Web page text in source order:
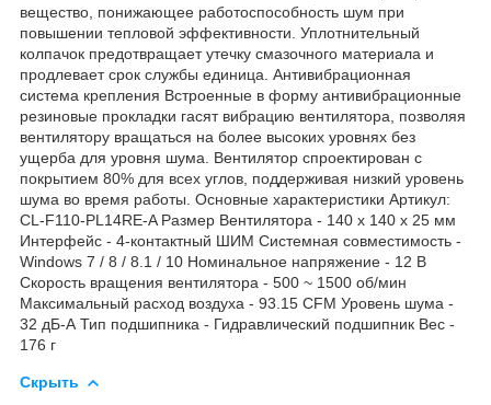
вещество, понижающее работоспособность шум при
повышении тепловой эффективности. Уплотнительный
колпачок предотвращает утечку смазочного материала и
продлевает срок службы единица. Антивибрационная
система крепления Встроенные в форму антивибрационные
резиновые прокладки гасят вибрацию вентилятора, позволяя
вентилятору вращаться на более высоких уровнях без
ущерба для уровня шума. Вентилятор спроектирован с
покрытием 80% для всех углов, поддерживая низкий уровень
шума во время работы. Основные характеристики Артикул:
CL-F110-PL14RE-A Размер Вентилятора - 140 x 140 x 25 мм
Интерфейс - 4-контактный ШИМ Системная совместимость -
Windows 7 / 8 / 8.1 / 10 Номинальное напряжение - 12 В
Скорость вращения вентилятора - 500 ~ 1500 об/мин
Максимальный расход воздуха - 93.15 CFM Уровень шума -
32 дБ-А Тип подшипника - Гидравлический подшипник Вес -
176 г
Скрыть